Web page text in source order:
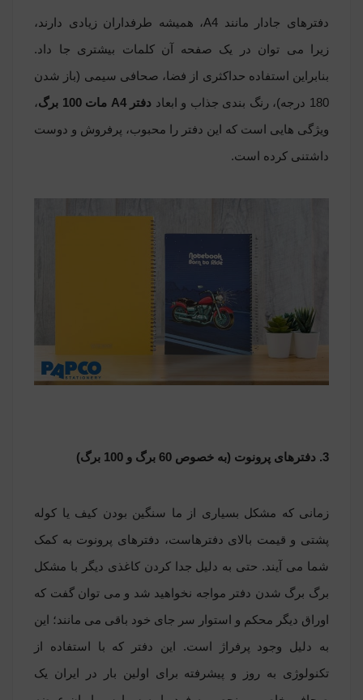
دفترهای جادار مانند A4، همیشه طرفداران زیادی دارند،
زیرا می توان در یک صفحه آن کلمات بیشتری جا داد.
بنابراین استفاده حداکثری از فضا، صحافی سیمی (باز شدن
180 درجه)، رنگ بندی جذاب و ابعاد
دفتر A4 مات 100 برگ
،
ویژگی هایی است که این دفتر را محبوب، پرفروش و دوست
داشتنی کرده است.
3. دفترهای پرونوت (به خصوص 60 برگ و 100 برگ )
زمانی که مشکل بسیاری از ما سنگین بودن کیف یا کوله
پشتی و قیمت بالای دفترهاست، دفترهای پرونوت به کمک
شما می آیند. حتی به دلیل جدا کردن کاغذی دیگر با مشکل
برگ برگ شدن دفتر مواجه نخواهید شد و می توان گفت که
اوراق دیگر محکم و استوار سر جای خود باقی می مانند؛ این
به دلیل وجود پرفراژ است. این دفتر که با استفاده از
تکنولوژی به روز و پیشرفته برای اولین بار در ایران یک